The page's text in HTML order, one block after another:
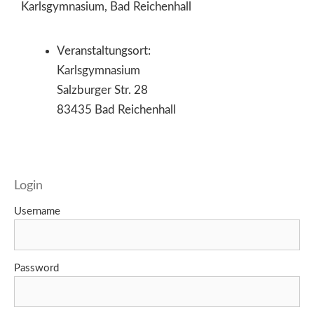
Karlsgymnasium, Bad Reichenhall
Veranstaltungsort:
Karlsgymnasium
Salzburger Str. 28
83435 Bad Reichenhall
Login
Username
Password